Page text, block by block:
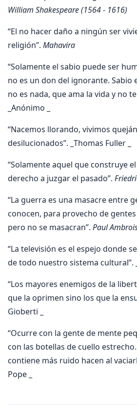
William Shakespeare (1564 - 1616)
“El no hacer daño a ningún ser
religión”. Mahavira
“Solamente el sabio puede ser
no es un don del ignorante. Sabio
no es nada, que ama la vida y no
_Anónimo _
“Nacemos llorando, vivimos
desilucionados”. _Thomas Fuller _
“Solamente aquel que construye
derecho a juzgar el pasado”.
“La guerra es una masacre entre
conocen, para provecho de
pero no se masacran”. Paul
“La televisión es el espejo donde
de todo nuestro sistema cultural”.
“Los mayores enemigos de la
que la oprimen sino los que la
Gioberti _
“Ocurre con la gente de mente
con las botellas de cuello
contiene más ruido hacen al
Pope _